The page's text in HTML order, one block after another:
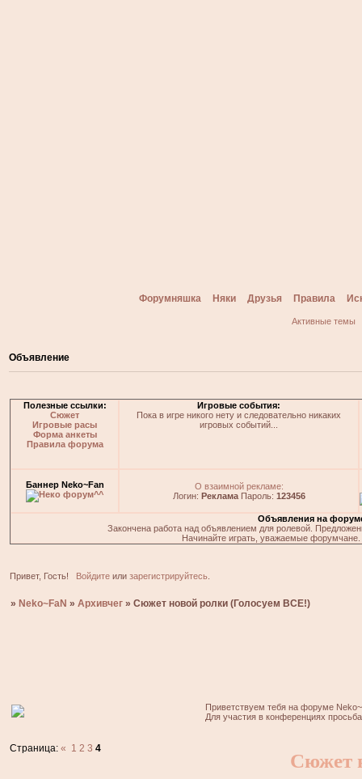
Форумняшка Няки Друзья Правила
Активные темы
Объявление
Полезные ссылки:
Сюжет
Игровые расы
Форма анкеты
Правила форума
Игровые события:
Пока в игре никого нету и следовательно никаких
игровых событий...
Баннер Neko~Fan
О взаимной рекламе:
Логин: РекламаПароль: 123456
Объявления на
Закончена работа над объявлением для ролевой.
Начинайте играть, уважаемые
Привет, Гость! Войдитеили зарегистрируйтесь.
» Neko~FaN »Архивчег »Сюжет новой ролки (Голосуем ВСЕ!)
Приветствуем тебя на форуме
Для участия в конференциях
Сюжет
Страница:« 1 2 3 4